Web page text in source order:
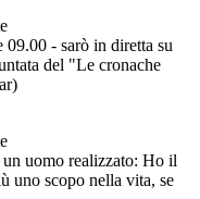
- sarò in diretta su
del "Le cronache
uomo realizzato: Ho il
uno scopo nella vita, se